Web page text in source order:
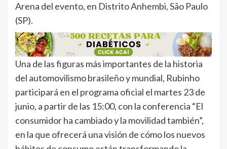
Arena del evento, en Distrito Anhembi, São Paulo
(SP).
Una de las figuras más importantes de la historia
del automovilismo brasileño y mundial, Rubinho
participará en el programa oficial el martes 23 de
junio, a partir de las 15:00, con la conferencia “El
consumidor ha cambiado y la movilidad también”,
en la que ofrecerá una visión de cómo los nuevos